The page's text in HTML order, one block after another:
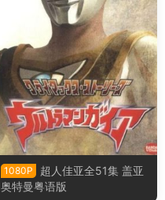
1080P
超人佳亚全51集 盖亚
奥特曼粤语版